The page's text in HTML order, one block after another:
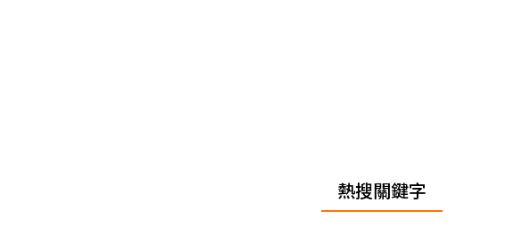
熱搜關鍵字